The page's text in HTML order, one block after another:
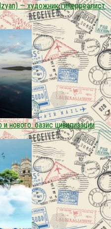
— художник-гиперреалист
нового. оазис цивилизации